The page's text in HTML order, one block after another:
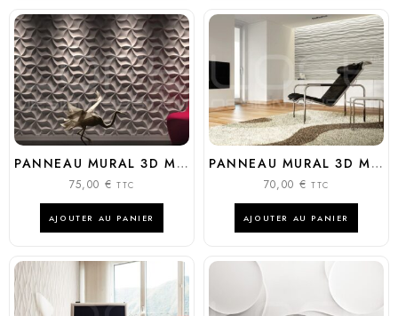
PANNEAU MURAL 3D MODÈLE : MERINGUE
75,00 € TTC
AJOUTER AU PANIER
PANNEAU MURAL 3D MODÈLE : STREAM
70,00 € TTC
AJOUTER AU PANIER